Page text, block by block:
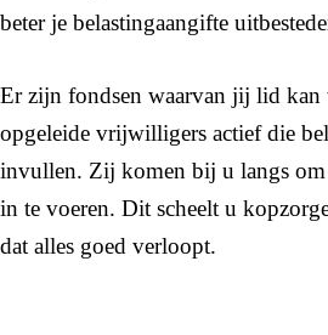
beter je belastingaangifte
Er zijn fondsen waarvan jij lid
opgeleide vrijwilligers actief die
invullen. Zij komen bij u langs om
in te voeren. Dit scheelt u
dat alles goed verloopt.